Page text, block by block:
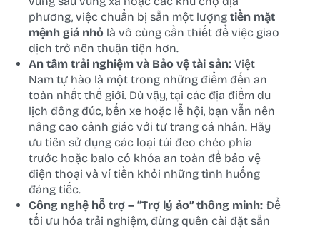
phương, việc chuẩn bị sẵn một lượng tiền mặt
mệnh giá nhỏ là vô cùng cần thiết để việc giao
dịch trở nên thuận tiện hơn.
An tâm trải nghiệm và Bảo vệ tài sản: Việt
Nam tự hào là một trong những điểm đến an
toàn nhất thế giới. Dù vậy, tại các địa điểm du
lịch đông đúc, bến xe hoặc lễ hội, bạn vẫn nên
nâng cao cảnh giác với tư trang cá nhân. Hãy
ưu tiên sử dụng các loại túi đeo chéo phía
trước hoặc balo có khóa an toàn để bảo vệ
điện thoại và ví tiền khỏi những tình huống
đáng tiếc.
Công nghệ hỗ trợ – “Trợ lý ảo” thông minh: Để
tối ưu hóa trải nghiệm, đừng quên cài đặt sẵn